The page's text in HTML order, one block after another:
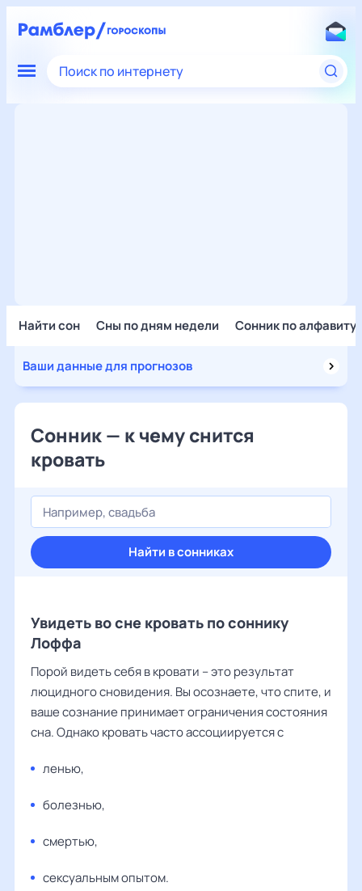
Поиск по интернету
Найти сон Сны по дням недели Сонник по алфавиту
Ваши данные для прогнозов
Сонник — к чему снится
кровать
Найти в сонниках
Увидеть во сне кровать по соннику
Лоффа
Порой видеть себя в кровати – это результат
люцидного сновидения. Вы осознаете, что спите, и
ваше сознание принимает ограничения состояния
сна. Однако кровать часто ассоциируется с
ленью,
болезнью,
смертью,
сексуальным опытом.